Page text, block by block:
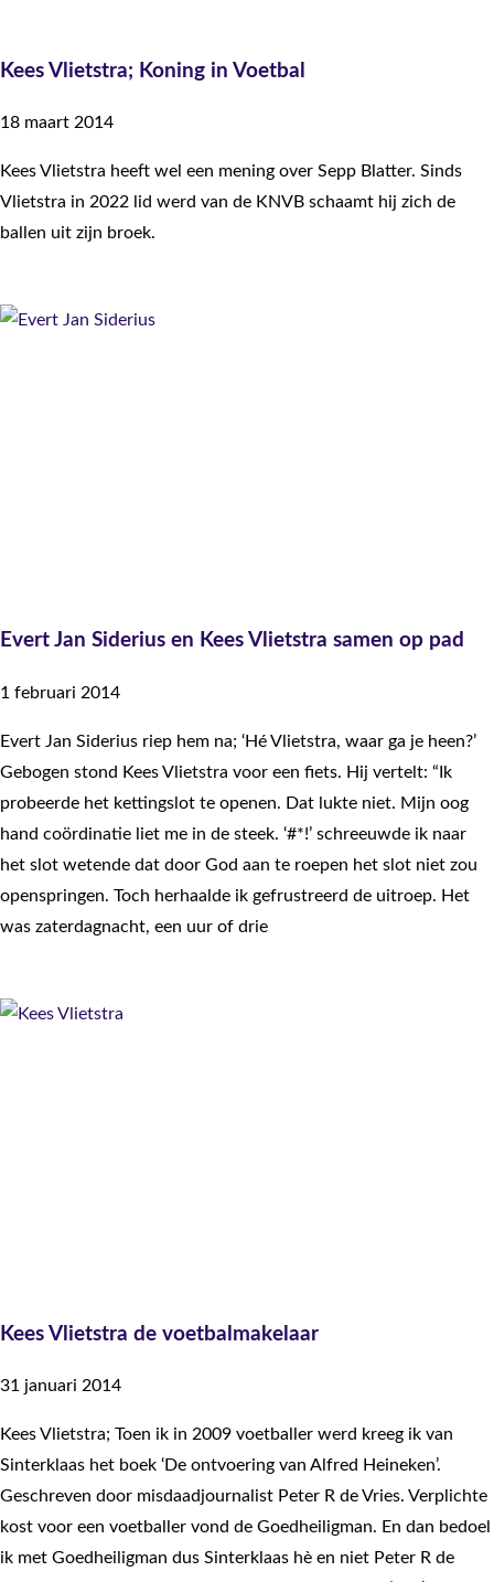
Kees Vlietstra; Koning in Voetbal
18 maart 2014
Kees Vlietstra heeft wel een mening over Sepp Blatter. Sinds
Vlietstra in 2022 lid werd van de KNVB schaamt hij zich de
ballen uit zijn broek.
Evert Jan Siderius en Kees Vlietstra samen op pad
1 februari 2014
Evert Jan Siderius riep hem na; ‘Hé Vlietstra, waar ga je heen?’
Gebogen stond Kees Vlietstra voor een fiets. Hij vertelt: “Ik
probeerde het kettingslot te openen. Dat lukte niet. Mijn oog
hand coördinatie liet me in de steek. ‘#*!’ schreeuwde ik naar
het slot wetende dat door God aan te roepen het slot niet zou
openspringen. Toch herhaalde ik gefrustreerd de uitroep. Het
was zaterdagnacht, een uur of drie
Kees Vlietstra de voetbalmakelaar
31 januari 2014
Kees Vlietstra; Toen ik in 2009 voetballer werd kreeg ik van
Sinterklaas het boek ‘De ontvoering van Alfred Heineken’.
Geschreven door misdaadjournalist Peter R de Vries. Verplichte
kost voor een voetballer vond de Goedheiligman. En dan bedoel
ik met Goedheiligman dus Sinterklaas hè en niet Peter R de